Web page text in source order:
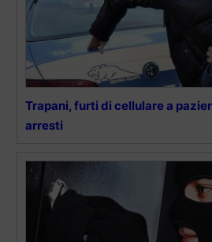
Trapani, furti di cellulare a
arresti